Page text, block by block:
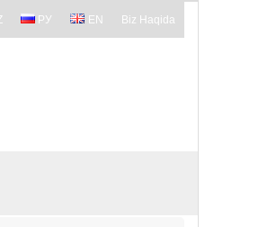
РУ EN Biz Haqida